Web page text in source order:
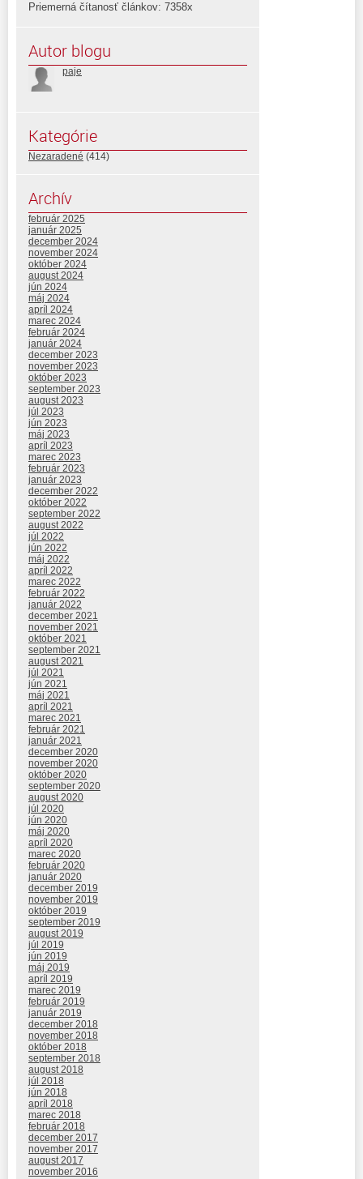
Priemerná čítanosť článkov: 7358x
Autor blogu
paje
Kategórie
Nezaradené (414)
Archív
február 2025
január 2025
december 2024
november 2024
október 2024
august 2024
jún 2024
máj 2024
apríl 2024
marec 2024
február 2024
január 2024
december 2023
november 2023
október 2023
september 2023
august 2023
júl 2023
jún 2023
máj 2023
apríl 2023
marec 2023
február 2023
január 2023
december 2022
október 2022
september 2022
august 2022
júl 2022
jún 2022
máj 2022
apríl 2022
marec 2022
február 2022
január 2022
december 2021
november 2021
október 2021
september 2021
august 2021
júl 2021
jún 2021
máj 2021
apríl 2021
marec 2021
február 2021
január 2021
december 2020
november 2020
október 2020
september 2020
august 2020
júl 2020
jún 2020
máj 2020
apríl 2020
marec 2020
február 2020
január 2020
december 2019
november 2019
október 2019
september 2019
august 2019
júl 2019
jún 2019
máj 2019
apríl 2019
marec 2019
február 2019
január 2019
december 2018
november 2018
október 2018
september 2018
august 2018
júl 2018
jún 2018
apríl 2018
marec 2018
február 2018
december 2017
november 2017
august 2017
november 2016